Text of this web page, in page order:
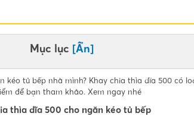
Mục lục [Ẩn]
tủ bếp nhà mình? Khay chia thìa dĩa 500 có
để bạn tham khảo. Xem ngay nhé
thìa dĩa 500 cho ngăn kéo tủ bếp